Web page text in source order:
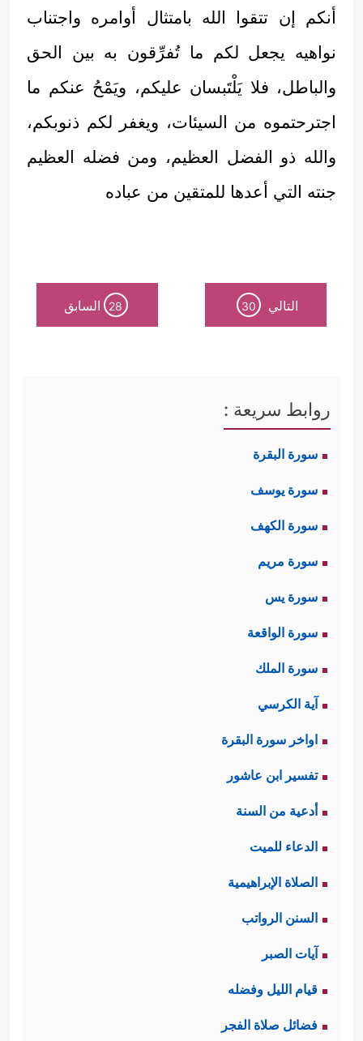
أنكم إن تتقوا الله بامتثال أوامره واجتناب
نواهيه يجعل لكم ما تُفرِّقون به بين الحق
والباطل، فلا يَلْتَبسان عليكم، ويَمْحُ عنكم ما
اجترحتموه من السيئات، ويغفر لكم ذنوبكم،
والله ذو الفضل العظيم، ومن فضله العظيم
جنته التي أعدها للمتقين من عباده
التالي 30
28 السابق
روابط سريعة :
سورة البقرة
سورة يوسف
سورة الكهف
سورة مريم
سورة يس
سورة الواقعة
سورة الملك
آية الكرسي
اواخر سورة البقرة
تفسير ابن عاشور
أدعية من السنة
الدعاء للميت
الصلاة الإبراهيمية
السنن الرواتب
آيات الصبر
قيام الليل وفضله
فضائل صلاة الفجر